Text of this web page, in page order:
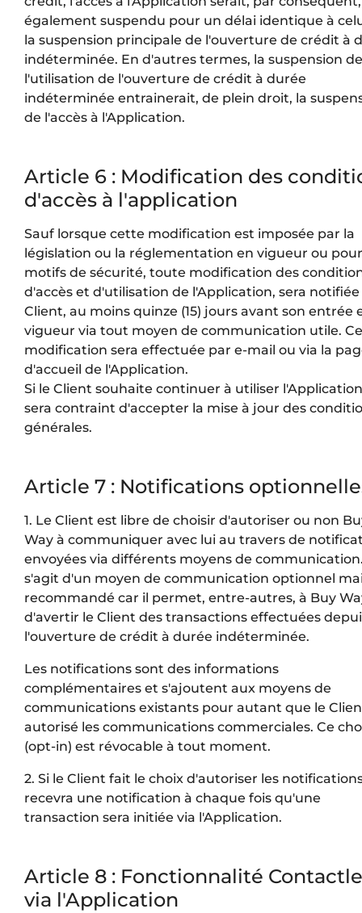
également suspendu pour un délai identique à
la suspension principale de l'ouverture de crédit à
indéterminée. En d'autres termes, la suspension de
l'utilisation de l'ouverture de crédit à durée
indéterminée entrainerait, de plein droit, la
de l'accès à l'Application.
Article 6 : Modification des
d'accès à l'application
Sauf lorsque cette modification est imposée par la
législation ou la réglementation en vigueur ou
motifs de sécurité, toute modification des
d'accès et d'utilisation de l'Application, sera notifiée
Client, au moins quinze (15) jours avant son entrée
vigueur via tout moyen de communication utile.
modification sera effectuée par e-mail ou via la
d'accueil de l'Application.
Si le Client souhaite continuer à utiliser
sera contraint d'accepter la mise à jour des
générales.
Article 7 : Notifications
1. Le Client est libre de choisir d'autoriser ou non
Way à communiquer avec lui au travers de
envoyées via différents moyens de
s'agit d'un moyen de communication optionnel
recommandé car il permet, entre-autres, à Buy
d'avertir le Client des transactions effectuées
l'ouverture de crédit à durée indéterminée.
Les notifications sont des informations
complémentaires et s'ajoutent aux moyens de
communications existants pour autant que le
autorisé les communications commerciales. Ce
(opt-in) est révocable à tout moment.
2. Si le Client fait le choix d'autoriser les
recevra une notification à chaque fois qu'une
transaction sera initiée via l'Application.
Article 8 : Fonctionnalité
via l'Application